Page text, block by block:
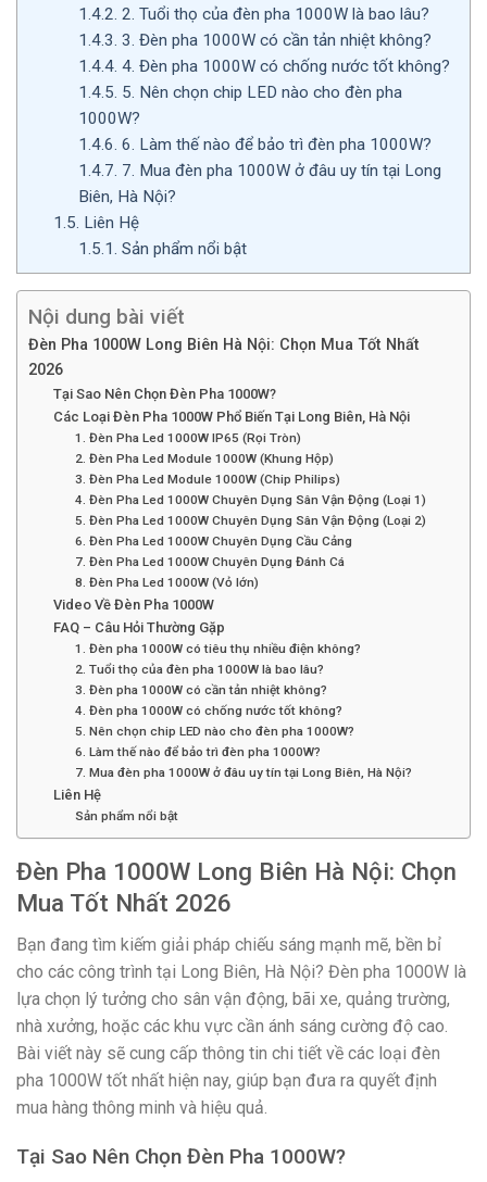
1.4.2. 2. Tuổi thọ của đèn pha 1000W là bao lâu?
1.4.3. 3. Đèn pha 1000W có cần tản nhiệt không?
1.4.4. 4. Đèn pha 1000W có chống nước tốt không?
1.4.5. 5. Nên chọn chip LED nào cho đèn pha
1000W?
1.4.6. 6. Làm thế nào để bảo trì đèn pha 1000W?
1.4.7. 7. Mua đèn pha 1000W ở đâu uy tín tại Long
Biên, Hà Nội?
1.5. Liên Hệ
1.5.1. Sản phẩm nổi bật
Nội dung bài viết
Đèn Pha 1000W Long Biên Hà Nội: Chọn Mua Tốt Nhất
2026
Tại Sao Nên Chọn Đèn Pha 1000W?
Các Loại Đèn Pha 1000W Phổ Biến Tại Long Biên, Hà Nội
1. Đèn Pha Led 1000W IP65 (Rọi Tròn)
2. Đèn Pha Led Module 1000W (Khung Hộp)
3. Đèn Pha Led Module 1000W (Chip Philips)
4. Đèn Pha Led 1000W Chuyên Dụng Sân Vận Động (Loại 1)
5. Đèn Pha Led 1000W Chuyên Dụng Sân Vận Động (Loại 2)
6. Đèn Pha Led 1000W Chuyên Dụng Cầu Cảng
7. Đèn Pha Led 1000W Chuyên Dụng Đánh Cá
8. Đèn Pha Led 1000W (Vỏ lớn)
Video Về Đèn Pha 1000W
FAQ – Câu Hỏi Thường Gặp
1. Đèn pha 1000W có tiêu thụ nhiều điện không?
2. Tuổi thọ của đèn pha 1000W là bao lâu?
3. Đèn pha 1000W có cần tản nhiệt không?
4. Đèn pha 1000W có chống nước tốt không?
5. Nên chọn chip LED nào cho đèn pha 1000W?
6. Làm thế nào để bảo trì đèn pha 1000W?
7. Mua đèn pha 1000W ở đâu uy tín tại Long Biên, Hà Nội?
Liên Hệ
Sản phẩm nổi bật
Đèn Pha 1000W Long Biên Hà Nội: Chọn
Mua Tốt Nhất 2026
Bạn đang tìm kiếm giải pháp chiếu sáng mạnh mẽ, bền bỉ
cho các công trình tại Long Biên, Hà Nội? Đèn pha 1000W là
lựa chọn lý tưởng cho sân vận động, bãi xe, quảng trường,
nhà xưởng, hoặc các khu vực cần ánh sáng cường độ cao.
Bài viết này sẽ cung cấp thông tin chi tiết về các loại đèn
pha 1000W tốt nhất hiện nay, giúp bạn đưa ra quyết định
mua hàng thông minh và hiệu quả.
Tại Sao Nên Chọn Đèn Pha 1000W?